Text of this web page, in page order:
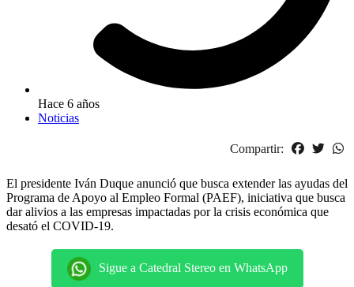
Hace 6 años
Noticias
Compartir:
El presidente Iván Duque anunció que busca extender las ayudas del
Programa de Apoyo al Empleo Formal (PAEF), iniciativa que busca
dar alivios a las empresas impactadas por la crisis económica que
desató el COVID-19.
Sigue a Catedral Stereo en WhatsApp